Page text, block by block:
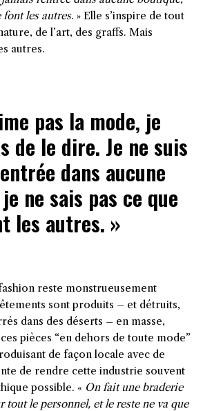
font les autres. » Elle s’inspire de tout
de l’art, des graffs. Mais
autres.
pas la mode, je
de le dire. Je ne suis
dans aucune
ne sais pas ce que
les autres. »
reste monstrueusement
sont produits – et détruits,
dans des déserts – en masse,
pièces “en dehors de toute mode”
de façon locale avec de
de rendre cette industrie souvent
possible. « On fait une braderie
tout le personnel, et le reste ne va que